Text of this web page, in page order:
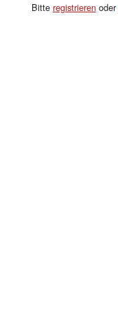
Bitte registrierenoder